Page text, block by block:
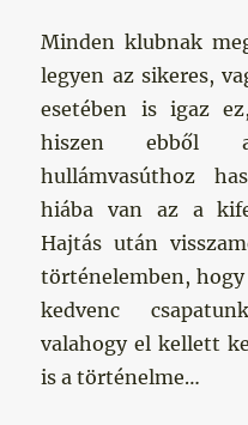
Minden klubnak
legyen az sikeres,
esetében is igaz
hiszen ebből
hullámvasúthoz
hiába van az a
Hajtás után
történelemben,
kedvenc
valahogy el kellett
is a történelme…